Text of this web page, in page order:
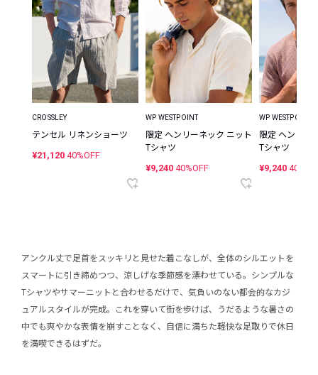
CROSSLEY
テンセル リネンショーツ
¥21,120 40%OFF
WP WESTPOINT
限定 ヘンリーネック ニット
Tシャツ
¥9,240 40%OFF
WP WESTPOINT
限定 ヘンリー
Tシャツ
¥9,240
アンクル丈で足首をスッキリと見せた着こなしが、全体のシルエットを
スマートに引き締めつつ、涼しげな季節感を漂わせている。シンプルな
Tシャツやサマーニットと合わせるだけで、気負いのない都会的なカジ
ュアルスタイルが完成。これを穿いて街を歩けば、うだるような暑さの
中でも爽やかな表情を崩すことなく、自信に満ちた軽快な足取りで休日
を満喫できるはずだ。